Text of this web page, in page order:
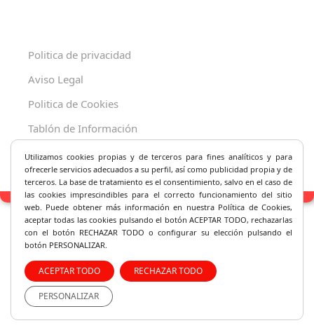
Politica de privacidad
Aviso Legal
Politica de Cookies
Tablón de Información
Decreto 625/2019
Utilizamos cookies propias y de terceros para fines analíticos y para
ofrecerle servicios adecuados a su perfil, así como publicidad propia y de
terceros. La base de tratamiento es el consentimiento, salvo en el caso de
las cookies imprescindibles para el correcto funcionamiento del sitio
web. Puede obtener más información en nuestra Política de Cookies,
aceptar todas las cookies pulsando el botón ACEPTAR TODO, rechazarlas
con el botón RECHAZAR TODO o configurar su elección pulsando el
botón PERSONALIZAR.
ACEPTAR TODO RECHAZAR TODO
PERSONALIZAR